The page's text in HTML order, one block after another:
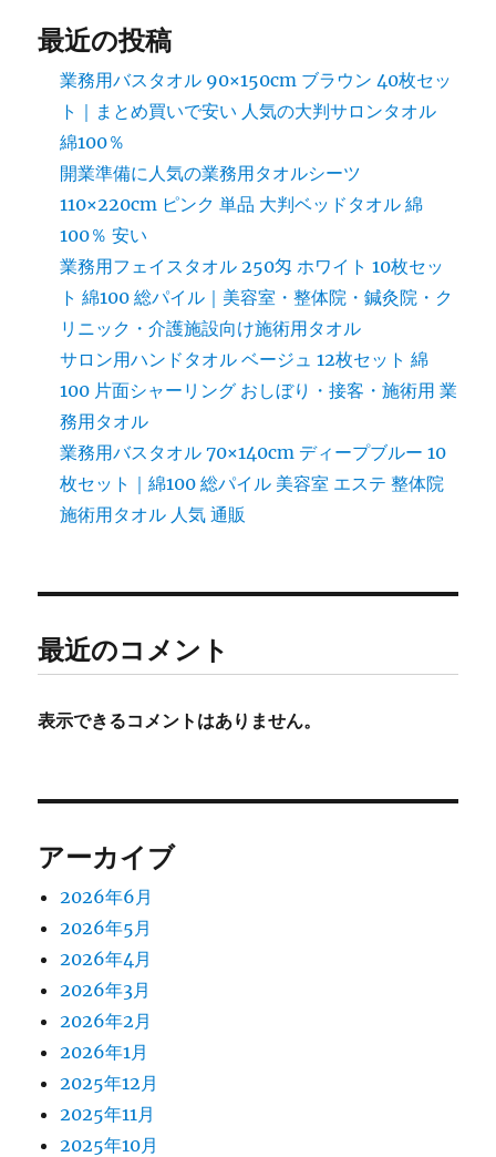
送
り
最近の投稿
業務用バスタオル 90×150cm ブラウン 40枚セッ
ト｜まとめ買いで安い 人気の大判サロンタオル
綿100％
開業準備に人気の業務用タオルシーツ
110×220cm ピンク 単品 大判ベッドタオル 綿
100％ 安い
業務用フェイスタオル 250匁 ホワイト 10枚セッ
ト 綿100 総パイル｜美容室・整体院・鍼灸院・ク
リニック・介護施設向け施術用タオル
サロン用ハンドタオル ベージュ 12枚セット 綿
100 片面シャーリング おしぼり・接客・施術用 業
務用タオル
業務用バスタオル 70×140cm ディープブルー 10
枚セット｜綿100 総パイル 美容室 エステ 整体院
施術用タオル 人気 通販
最近のコメント
表示できるコメントはありません。
アーカイブ
2026年6月
2026年5月
2026年4月
2026年3月
2026年2月
2026年1月
2025年12月
2025年11月
2025年10月